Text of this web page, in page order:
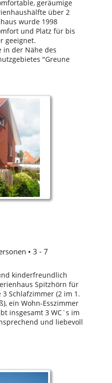
geräumige
über 2
wurde 1998
und Platz für bis
geeignet.
in der Nähe des
"Greune
• 3 - 7
kinderfreundlich
Spitzhörn für
Schlafzimmer (2 im 1.
ein Wohn-Esszimmer
insgesamt 3 WC`s im
und liebevoll